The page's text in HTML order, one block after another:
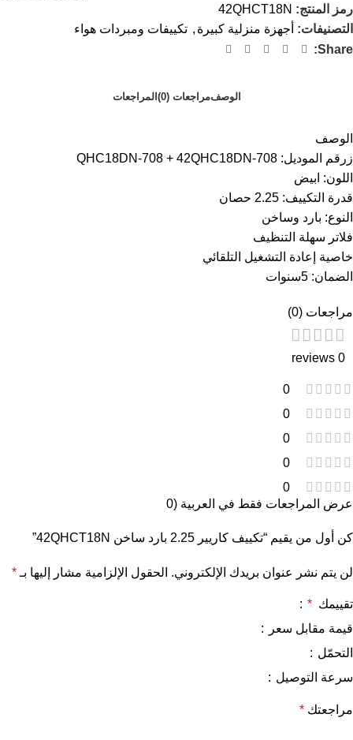
رمز المنتج: 42QHCT18N
التصنيفات: أجهزة منزلية كبيرة , تكييفات ومبردات هواء
Share:
الوصفمراجعات (0) المراجعات
الوصف
زرقم الموديل: QHC18DN-708 + 42QHC18DN-708
اللون: ابيض
قدرة التكييف: 2.25 حصان
النوع: بارد وساخن
فلاتر سهلة التنظيف
خاصية إعادة التشغيل التلقائي
الضمان: 5سنوات
مراجعات (0)
0 reviews
0
0
0
0
0
عرض المراجعات فقط في العربية (0
كن أول من يقيم “تكييف كاريير 2.25 بارد ساخن 42QHCT18N”
لن يتم نشر عنوان بريدك الإلكتروني. الحقول الإلزامية مشار إليها بـ *
تقييمك *
قيمة مقابل سعر
التحمّل
سرعة التوصيل
مراجعتك *